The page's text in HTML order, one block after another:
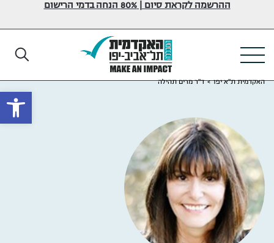
ההרשמה לקראת סיום | 80% הנחה בדמי הרישום
האקדמית ת"א יפו>ד"ר מרים תהילה